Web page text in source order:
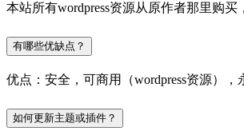
本站所有wordpress资源从原作者那里购
有哪些优缺点？
优点：安全，可商用（wordpress资源）
如何更新主题或插件？